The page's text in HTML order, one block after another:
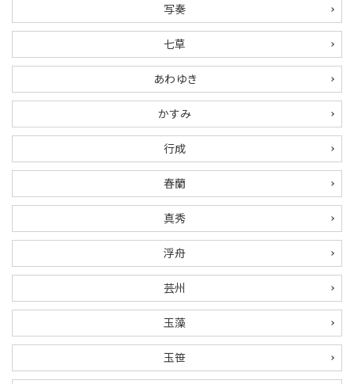
ログイン 新規会員登録
商品一覧
プライバシーポリシー
特定商取引法について
お問い合わせ
写奏
七草
あわゆき
かすみ
行成
春蘭
真秀
浮舟
芸州
玉藻
玉笹